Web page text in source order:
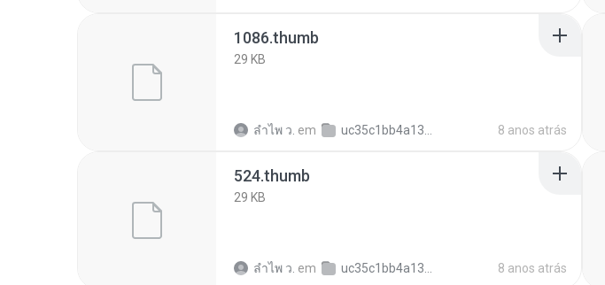
1086.thumb
29 KB
ลําไพ ว. em uc35c1bb4a1304fb5a08f6921344c03d7 8 anos atrás
524.thumb
29 KB
ลําไพ ว. em uc35c1bb4a1304fb5a08f6921344c03d7 8 anos atrás